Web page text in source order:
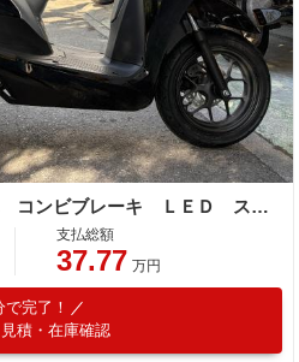
ホンダ リード１２５ 新車 コンビブレーキ ＬＥＤ スマートキー Ｔｙｐｅ−Ｃソケット
支払総額
37.77 万円
で完了！
見積・在庫確認